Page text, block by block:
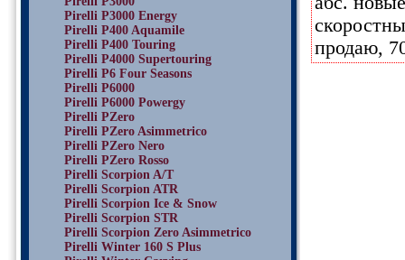
Pirelli P3000 Energy
Pirelli P400 Aquamile
Pirelli P400 Touring
Pirelli P4000 Supertouring
Pirelli P6 Four Seasons
Pirelli P6000
Pirelli P6000 Powergy
Pirelli PZero
Pirelli PZero Asimmetrico
Pirelli PZero Nero
Pirelli PZero Rosso
Pirelli Scorpion A/T
Pirelli Scorpion ATR
Pirelli Scorpion Ice & Snow
Pirelli Scorpion STR
Pirelli Scorpion Zero Asimmetrico
Pirelli Winter 160 S Plus
продаю,